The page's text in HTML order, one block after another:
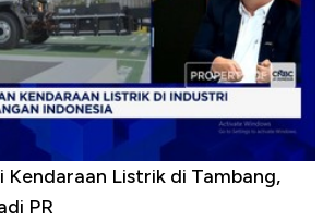
Kendaraan Listrik di Tambang,
PR